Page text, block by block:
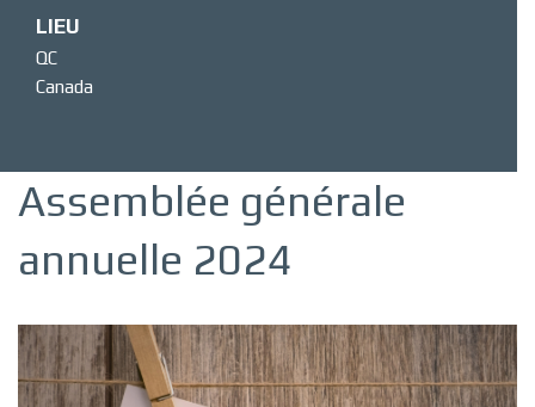
LIEU
QC
Canada
Assemblée générale
annuelle 2024